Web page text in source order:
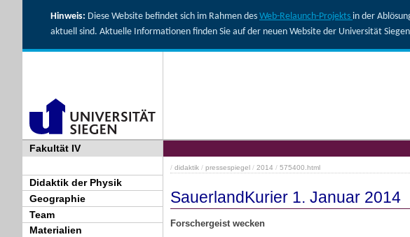
Hinweis: Diese Website befindet sich im Rahmen des Web-Relaunch-Projekts in der
aktuell sind. Aktuelle Informationen finden Sie auf der neuen Website der Universität
Fakultät IV
Didaktik der Physik
Geographie
Team
Materialien
/ didaktik / pressespiegel / 2014 / 575400.html
SauerlandKurier 1. Januar 2014
Forschergeist wecken